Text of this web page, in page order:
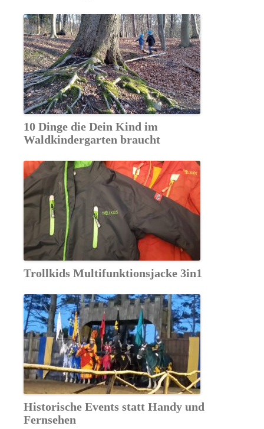
10 Dinge die Dein Kind im
Waldkindergarten braucht
Trollkids Multifunktionsjacke 3in1
Historische Events statt Handy und
Fernsehen